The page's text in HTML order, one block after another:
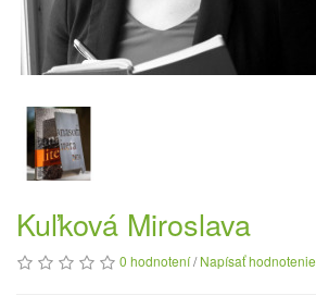
Kuľková Miroslava
0 hodnotení/Napísať hodnotenie